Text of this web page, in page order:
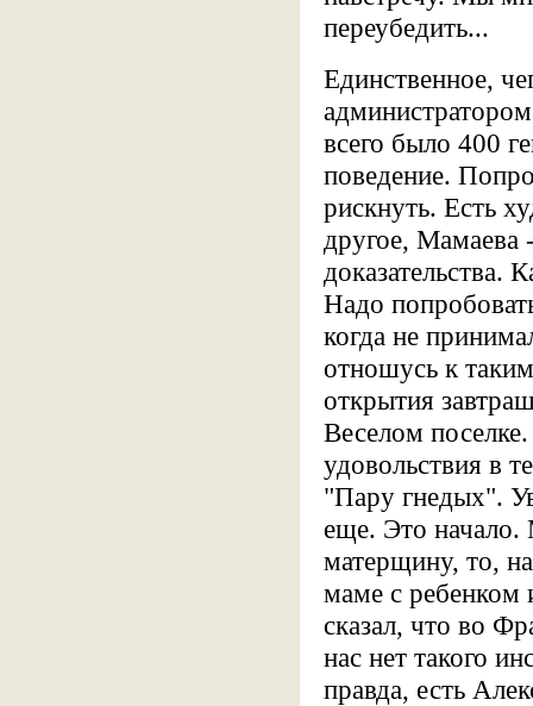
переубедить...
Единственное,
всего было 400
поведение.
рискнуть. Есть
другое, Мамаева
Надо
когда не
отношусь к
открытия
Веселом
удовольствия в
"Пару гнедых".
еще. Это
матерщину, то,
маме с ребенком
сказал, что во
нас нет такого
правда, есть